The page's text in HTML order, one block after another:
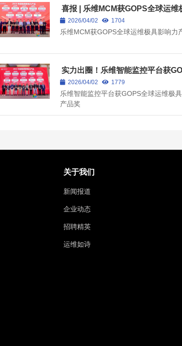
喜报 | 乐维MCM获GOPS全球运维
响力产品奖
2026/04/02 1704
乐维MCM获GOPS全球运维极具影响力
实力出圈！乐维智能监控平台获
球运维极具影响力产品奖
2026/04/02 1779
乐维智能监控平台获GOPS全球运维极
产品奖
关于我们
新闻报道
企业动态
招聘精英
运维如诗